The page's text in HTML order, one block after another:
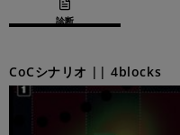
診断
CoCシナリオ || 4blocks